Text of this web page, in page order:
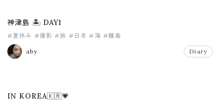
神津島 🏝 DAY1
#夏休み #撮影 #旅 #日本 #海 #離島
aby Diary
IN KOREA🇰🇷💗